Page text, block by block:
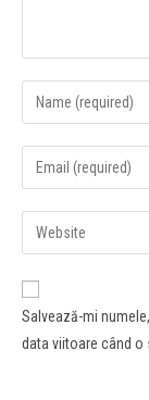
Salvează-mi
data viitoare când o